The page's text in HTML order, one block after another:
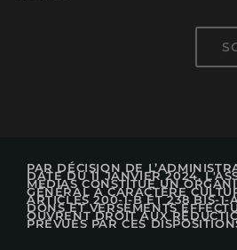
PAR DÉCISION DE
DATE DU 11 JANVIER 2024,
MEDIAS CONSTITUE UN
GÉNÉRAL À CARACTÈRE
ARTICLES 200-1-B ET 238 BIS-1-
DONS ET VERSEMENTS
OUVRENT DROIT AUX
PRÉVUES PAR CES